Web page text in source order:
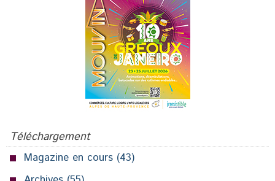
Téléchargement
Magazine en cours (43)